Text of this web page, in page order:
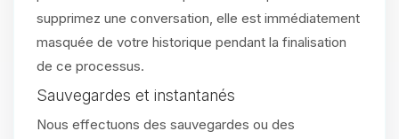
supprimez une conversation, elle est immédiatement
masquée de votre historique pendant la finalisation
de ce processus.
Sauvegardes et instantanés
Nous effectuons des sauvegardes ou des